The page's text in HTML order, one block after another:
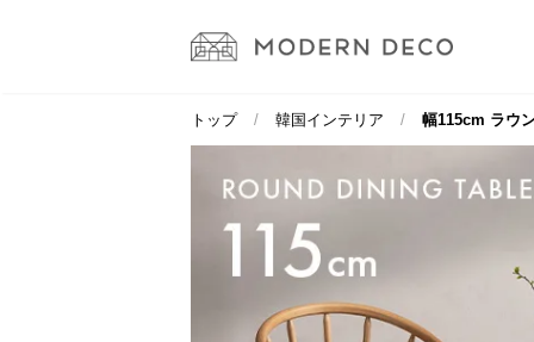
トップ 韓国インテリア 幅115cm ラウ